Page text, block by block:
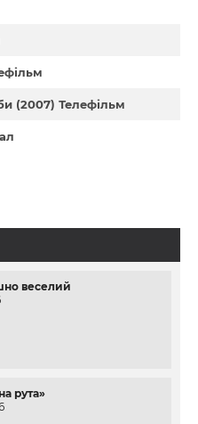
(2007) Телефільм
веселий
рута»